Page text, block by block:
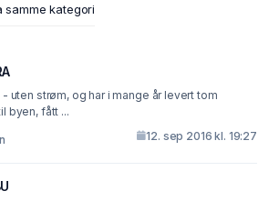
samme kategori
- uten strøm, og har i mange år levert tom
byen, fått ...
12. sep 2016 kl. 19:27